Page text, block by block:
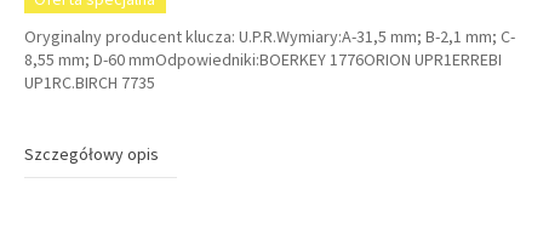
Oryginalny producent klucza: U.P.R.Wymiary:A-31,5 mm; B-2,1 mm; C-
8,55 mm; D-60 mmOdpowiedniki:BOERKEY 1776ORION UPR1ERREBI
UP1RC.BIRCH 7735
Szczegółowy opis